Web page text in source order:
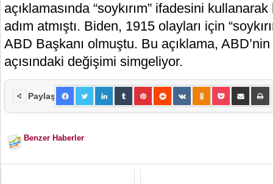
açıklamasında “soykırım” ifadesini
adım atmıştı. Biden, 1915 olayları için
ABD Başkanı olmuştu. Bu açıklama,
açısındaki değişimi simgeliyor.
Paylaş
Benzer Haberler